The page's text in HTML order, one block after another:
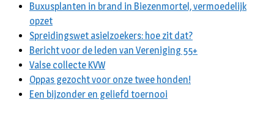
Buxusplanten in brand in Biezenmortel, vermoedelijk
opzet
Spreidingswet asielzoekers: hoe zit dat?
Bericht voor de leden van Vereniging 55+
Valse collecte KVW
Oppas gezocht voor onze twee honden!
Een bijzonder en geliefd toernooi